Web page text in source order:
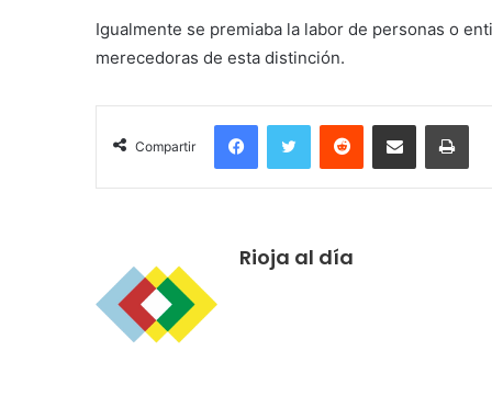
Igualmente se premiaba la labor de personas o
merecedoras de esta distinción.
Compartir
Rioja al día